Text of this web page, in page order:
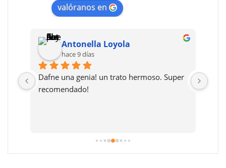
valóranos en
Antonella Loyola
hace 9 días
Dafne una genia! un trato hermoso. Super
recomendado!